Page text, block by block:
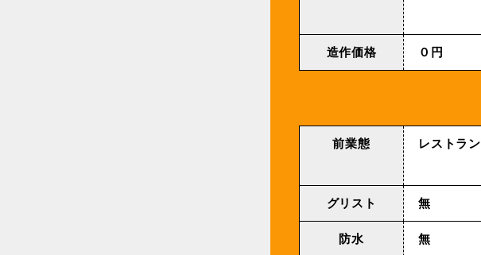
造作価格 ０円
前業態 レストラン
グリスト 無
防水 無